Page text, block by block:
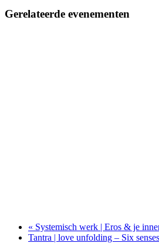
Gerelateerde evenementen
« Systemisch werk | Eros & je
Tantra | love unfolding – Six